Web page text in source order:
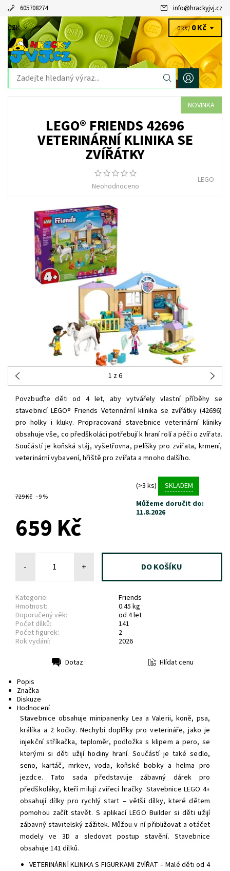
605708274 info@hrackyjvj.cz
CZK 0 ks /0 Kč
NOVINKA
LEGO® FRIENDS 42696
VETERINÁRNÍ KLINIKA SE
ZVÍŘÁTKY
Neohodnoceno
LEGO
1 z 6
Povzbuďte děti od 4 let, aby vytvářely vlastní příběhy se
stavebnicí LEGO® Friends Veterinární klinika se zvířátky (42696)
pro holky i kluky. Propracovaná stavebnice veterinární kliniky
obsahuje vše, co předškoláci potřebují k hraní rolí a péči o zvířata.
Součástí je koňská stáj, vyšetřovna, pelíšky pro zvířata, krmení,
veterinární vybavení, hřiště pro zvířata a mnoho dalšího.
729 Kč –9 %
(>3 ks)
SKLADEM
Můžeme doručit do:
11.8.2026
659 Kč
- +
Kategorie:
Friends
Hmotnost:
0.45 kg
Doporučený věk:
od 4 let
Počet dílků:
141
Počet figurek:
2
Rok vydání:
2026
Dotaz
Hlídat cenu
Popis
Značka
Diskuze
Hodnocení
Stavebnice obsahuje minipanenky Lea a Valerii, koně, psa,
králíka a 2 kočky. Nechybí doplňky pro veterináře, jako je
injekční stříkačka, teploměr, podložka s klipem a pero, se
kterými si děti užijí hodiny hraní. Součástí je také sedlo,
seno, kartáč, mrkev, voda, koňské bobky a helma pro
jezdce. Tato sada představuje zábavný dárek pro
předškoláky, kteří milují zvířecí hračky. Stavebnice LEGO 4+
obsahují dílky pro rychlý start – větší dílky, které dětem
pomohou začít stavět. S aplikací LEGO Builder si děti užijí
zábavný stavitelský zážitek. Můžou v ní přibližovat a otáčet
modely ve 3D a sledovat postup stavění. Stavebnice
obsahuje 141 dílků.
VETERINÁRNÍ KLINIKA S FIGURKAMI ZVÍŘAT – Malé děti od 4